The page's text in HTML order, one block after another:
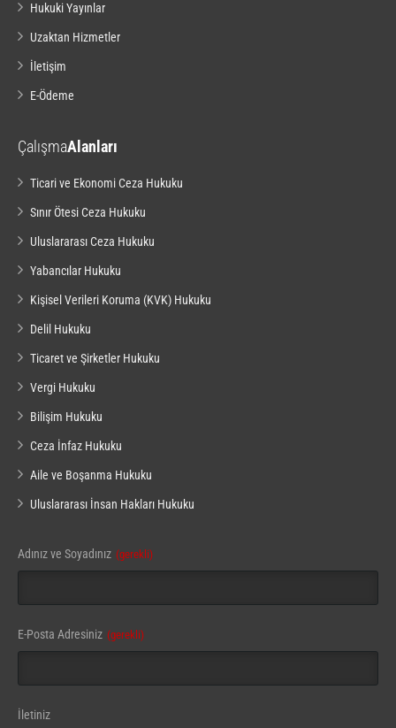
Hukuki Yayınlar
Uzaktan Hizmetler
İletişim
E-Ödeme
ÇalışmaAlanları
Ticari ve Ekonomi Ceza Hukuku
Sınır Ötesi Ceza Hukuku
Uluslararası Ceza Hukuku
Yabancılar Hukuku
Kişisel Verileri Koruma (KVK) Hukuku
Delil Hukuku
Ticaret ve Şirketler Hukuku
Vergi Hukuku
Bilişim Hukuku
Ceza İnfaz Hukuku
Aile ve Boşanma Hukuku
Uluslararası İnsan Hakları Hukuku
Adınız ve Soyadınız (gerekli)
E-Posta Adresiniz (gerekli)
İletiniz